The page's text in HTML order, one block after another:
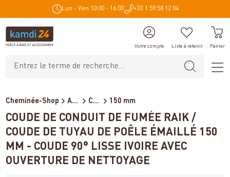
principal Lun - Ven 10:00 - 16:00 +33 1 59 58 12 04
Votre compte Liste à retenir Panier
Cheminée-Shop Accessoires de cheminée Conduits de fumée pour poêl... 150 mm
COUDE DE CONDUIT DE FUMÉE RAIK /
COUDE DE TUYAU DE POÊLE ÉMAILLÉ 150
MM - COUDE 90° LISSE IVOIRE AVEC
OUVERTURE DE NETTOYAGE